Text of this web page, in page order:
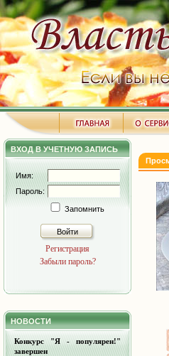
ВХОД В УЧЕТНУЮ ЗАПИСЬ
Имя:
Пароль:
Запомнить
Войти
Регистрация
Забыли пароль?
НОВОСТИ
Конкурс "Я - популярен!"
завершен